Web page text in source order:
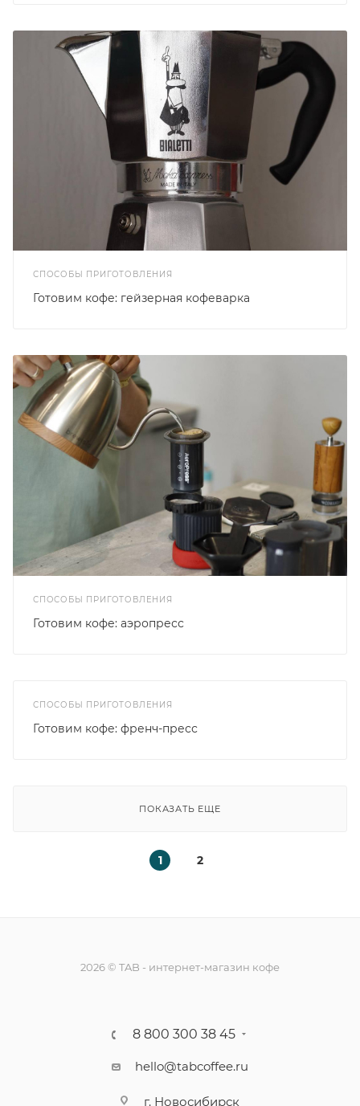
СПОСОБЫ ПРИГОТОВЛЕНИЯ
Готовим кофе: гейзерная кофеварка
СПОСОБЫ ПРИГОТОВЛЕНИЯ
Готовим кофе: аэропресс
СПОСОБЫ ПРИГОТОВЛЕНИЯ
Готовим кофе: френч-пресс
ПОКАЗАТЬ ЕЩЕ
1 2
2026 © TAB - интернет-магазин кофе
8 800 300 38 45
hello@tabcoffee.ru
г. Новосибирск